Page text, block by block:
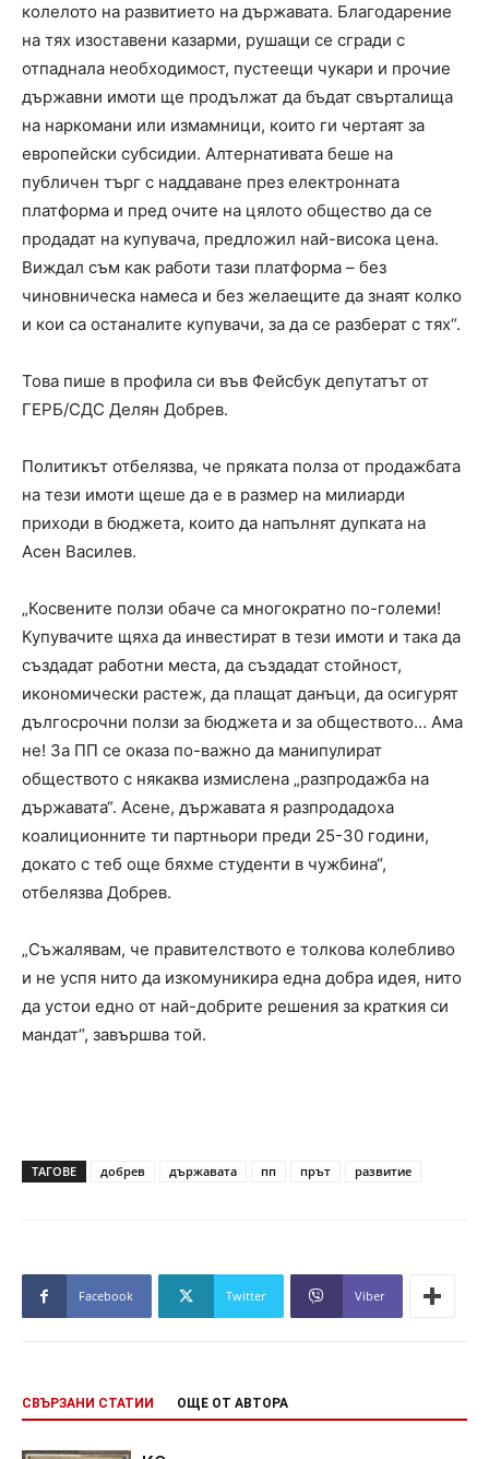
колелото на развитието на държавата. Благодарение
на тях изоставени казарми, рушащи се сгради с
отпаднала необходимост, пустеещи чукари и прочие
държавни имоти ще продължат да бъдат свърталища
на наркомани или измамници, които ги чертаят за
европейски субсидии. Алтернативата беше на
публичен търг с наддаване през електронната
платформа и пред очите на цялото общество да се
продадат на купувача, предложил най-висока цена.
Виждал съм как работи тази платформа – без
чиновническа намеса и без желаещите да знаят колко
и кои са останалите купувачи, за да се разберат с тях“.
Това пише в профила си във Фейсбук депутатът от
ГЕРБ/СДС Делян Добрев.
Политикът отбелязва, че пряката полза от продажбата
на тези имоти щеше да е в размер на милиарди
приходи в бюджета, които да напълнят дупката на
Асен Василев.
„Косвените ползи обаче са многократно по-големи!
Купувачите щяха да инвестират в тези имоти и така да
създадат работни места, да създадат стойност,
икономически растеж, да плащат данъци, да осигурят
дългосрочни ползи за бюджета и за обществото… Ама
не! За ПП се оказа по-важно да манипулират
обществото с някаква измислена „разпродажба на
държавата“. Асене, държавата я разпродадоха
коалиционните ти партньори преди 25-30 години,
докато с теб още бяхме студенти в чужбина“,
отбелязва Добрев.
„Съжалявам, че правителството е толкова колебливо
и не успя нито да изкомуникира една добра идея, нито
да устои едно от най-добрите решения за краткия си
мандат“, завършва той.
ТАГОВЕ добрев държавата пп прът развитие
Facebook Twitter Viber
СВЪРЗАНИ СТАТИИ ОЩЕ ОТ АВТОРА